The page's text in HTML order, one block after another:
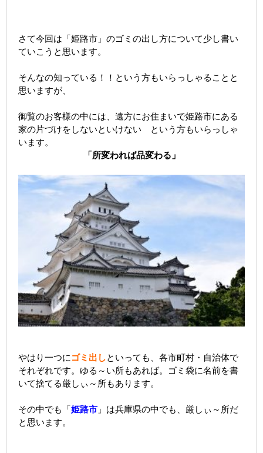
さて今回は「姫路市」のゴミの出し方について少し書い
ていこうと思います。
そんなの知っている！！という方もいらっしゃることと
思いますが、
御覧のお客様の中には、遠方にお住まいで姫路市にある
家の片づけをしないといけない という方もいらっしゃ
います。
「所変われば品変わる」
やはり一つに ゴミ出しといっても、各市町村・自治体で
それぞれです。ゆる～い所もあれば。ゴミ袋に名前を書
いて捨てる厳しぃ～所もあります。
その中でも「姫路市 」は兵庫県の中でも、厳しぃ～所だ
と思います。